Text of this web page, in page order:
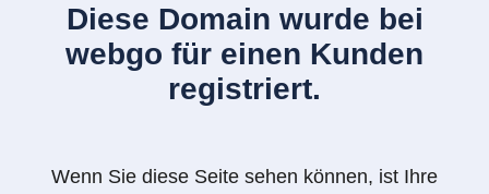
Diese Domain wurde bei
webgo für einen Kunden
registriert.
Wenn Sie diese Seite sehen können, ist Ihre